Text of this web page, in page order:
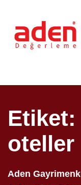
Etiket:
oteller
Aden